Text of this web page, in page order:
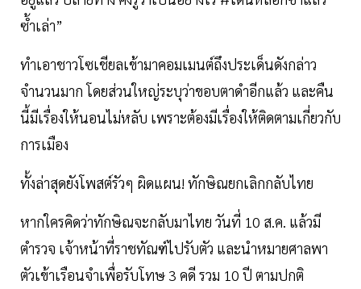
ซ้ำเล่า”
ทำเอาชาวโซเชียลเข้ามาคอมเมนต์ถึงประเด็นดังกล่าว
จำนวนมาก โดยส่วนใหญ่ระบุว่าขอบตาดำอีกแล้ว และคืน
นี้มีเรื่องให้นอนไม่หลับ เพราะต้องมีเรื่องให้ติดตามเกี่ยวกับ
การเมือง
ทั้งล่าสุดยังโพสต์รัวๆ ผิดแผน! ทักษิณยกเลิกกลับไทย
หากใครคิดว่าทักษิณจะกลับมาไทย วันที่ 10 ส.ค. แล้วมี
ตำรวจ เจ้าหน้าที่ราชทัณฑ์ไปรับตัว และนำหมายศาลพา
ตัวเข้าเรือนจำเพื่อรับโทษ 3 คดี รวม 10 ปี ตามปกติ